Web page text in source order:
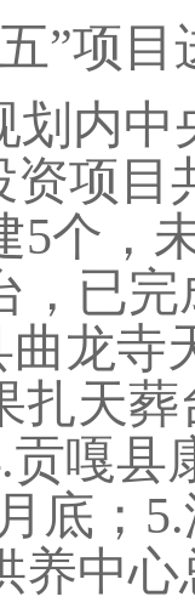
”项
划内
资项目
5个，
，已
曲龙寺
扎天
贡嘎县
月底； 5.
养中心